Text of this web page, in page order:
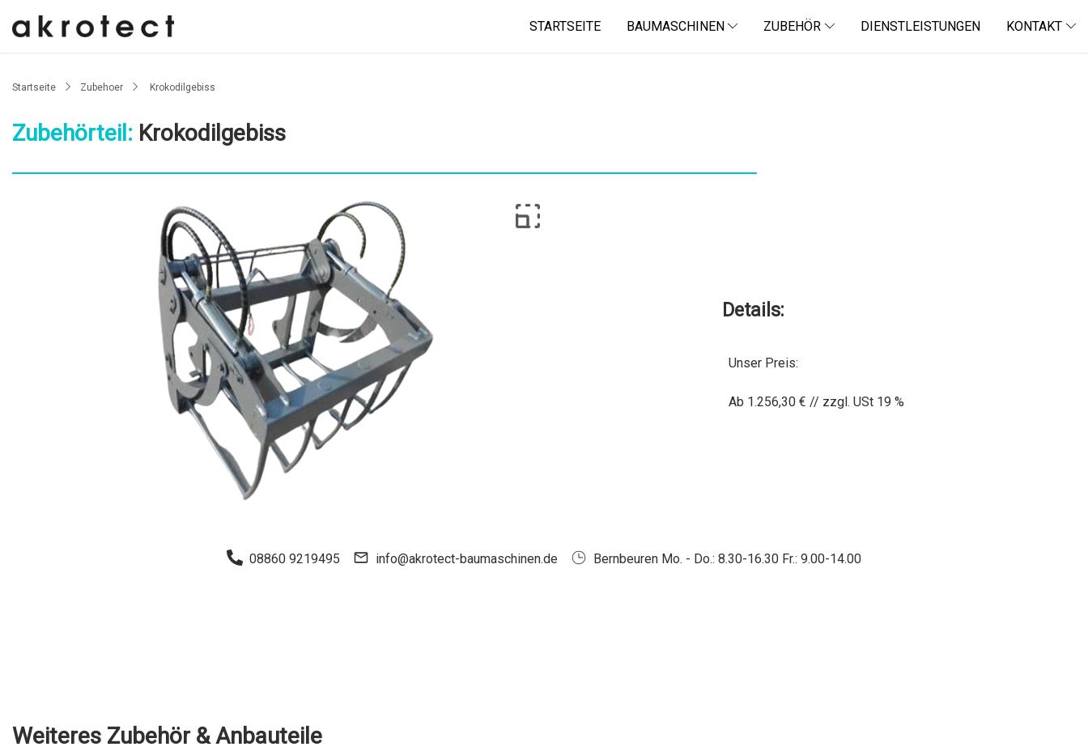
STARTSEITE BAUMASCHINEN ZUBEHÖR DIENSTLEISTUNGEN KONTAKT
Startseite Zubehoer Krokodilgebiss
Zubehörteil: Krokodilgebiss
Details:
Unser Preis:
Ab 1.256,30 € // zzgl. USt 19 %
08860 9219495 info@akrotect-baumaschinen.de Bernbeuren Mo. - Do.: 8.30-16.30 Fr.: 9.00-14.00
Weiteres Zubehör & Anbauteile